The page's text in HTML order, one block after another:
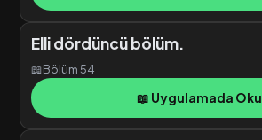
Elli dördüncü bölüm.
📖Bölüm 54
📖 Uygulamada Oku